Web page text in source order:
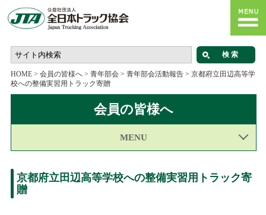
HOME> 会員の皆様へ> 青年部会> 青年部会活動報告> 京都府立田辺高等学
校への整備実習用トラック寄贈
会員の皆様へ
MENU
京都府立田辺高等学校への整備実習用トラック寄
贈